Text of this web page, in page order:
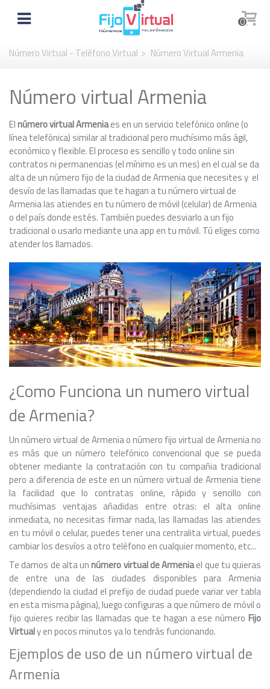
0
Número Virtual - Teléfono Virtual > Número Virtual Armenia
Número virtual Armenia
Elnúmero virtual Armeniaes en un servicio telefónico online (o
línea telefónica) similar al tradicional pero muchísimo más ágil,
económico y flexible. El proceso es sencillo y todo online sin
contratos ni permanencias (el mínimo es un mes) en el cual se da
alta de un número fijo de la ciudad de Armenia que necesites y el
desvío de las llamadas que te hagan a tu número virtual de
Armenia las atiendes en tu número de móvil (celular) de Armenia
o del país donde estés. También puedes desviarlo a un fijo
tradicional o usarlo mediante una app en tu móvil. Tú eliges como
atender los llamados.
¿Como Funciona un numero virtual
de Armenia?
Un número virtual de Armenia o número fijo virtual de Armenia no
es más que un número telefónico convencional que se pueda
obtener mediante la contratación con tu compañia tradicional
pero a diferencia de este en un número virtual de Armenia tiene
la facilidad que lo contratas online, rápido y sencillo con
muchísimas ventajas añadidas entre otras: el alta online
inmediata, no necesitas firmar nada, las llamadas las atiendes
en tu móvil o celular, puedes tener una centralita virtual, puedes
cambiar los desvíos a otro teléfono en cualquier momento, etc...
Te damos de alta unnúmero virtual de Armeniael que tu quieras
de entre una de las ciudades disponibles para Armenia
(dependiendo la ciudad el prefijo de ciudad puede variar ver tabla
en esta misma página), luego configuras a que número de móvil o
fijo quieres recibir las llamadas que te hagan a ese número Fijo
Virtualy en pocos minutos ya lo tendrás funcionando.
Ejemplos de uso de un número virtual de
Armenia